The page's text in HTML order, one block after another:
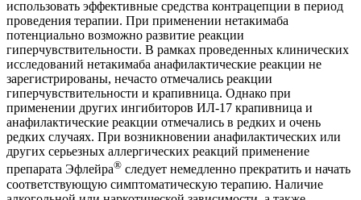
использовать эффективные средства контрацепции в период
проведения терапии. При применении нетакимаба
потенциально возможно развитие реакции
гиперчувствительности. В рамках проведенных клинических
исследований нетакимаба анафилактические реакции не
зарегистрированы, нечасто отмечались реакции
гиперчувствительности и крапивница. Однако при
применении других ингибиторов ИЛ-17 крапивница и
анафилактические реакции отмечались в редких и очень
редких случаях. При возникновении анафилактических или
других серьезных аллергических реакций применение
препарата Эфлейра® следует немедленно прекратить и начать
соответствующую симптоматическую терапию. Наличие